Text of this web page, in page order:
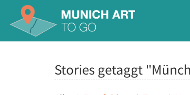
Stories getaggt